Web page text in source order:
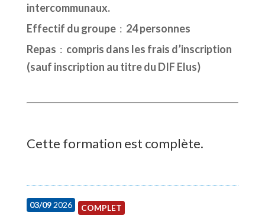
intercommunaux.
Effectif du groupe: 24 personnes
Repas : compris dans les frais d’inscription
(sauf inscription au titre du DIF Elus)
Cette formation est complète.
03/092026 COMPLET